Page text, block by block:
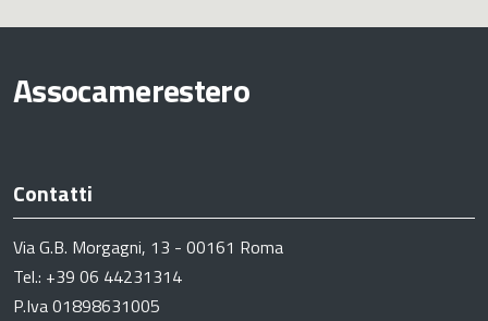
Assocamerestero
Contatti
Via G.B. Morgagni, 13 - 00161 Roma
Tel.: +39 06 44231314
P.Iva 01898631005